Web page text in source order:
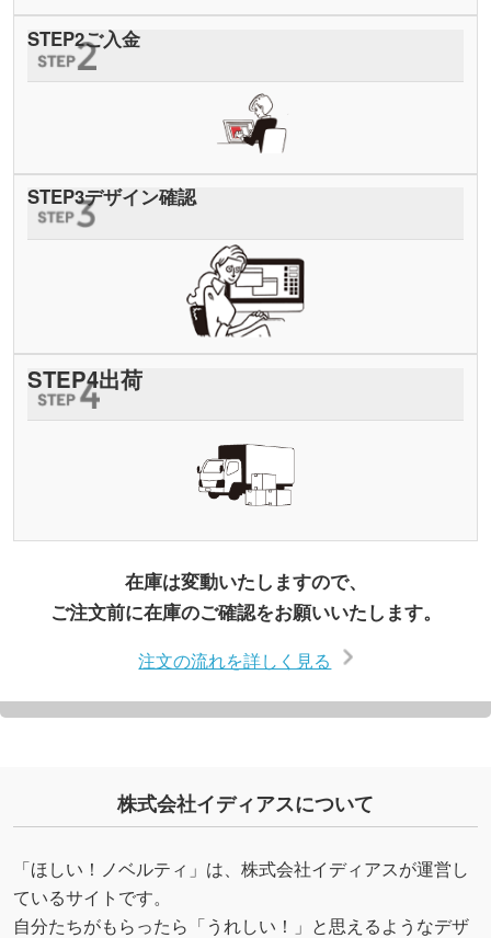
STEP2ご入金
STEP3デザイン確認
STEP4出荷
在庫は変動いたしますので、
ご注文前に在庫のご確認をお願いいたします。
注文の流れを詳しく見る
株式会社イディアスについて
「ほしい！ノベルティ」は、株式会社イディアスが運営し
ているサイトです。
自分たちがもらったら「うれしい！」と思えるようなデザ